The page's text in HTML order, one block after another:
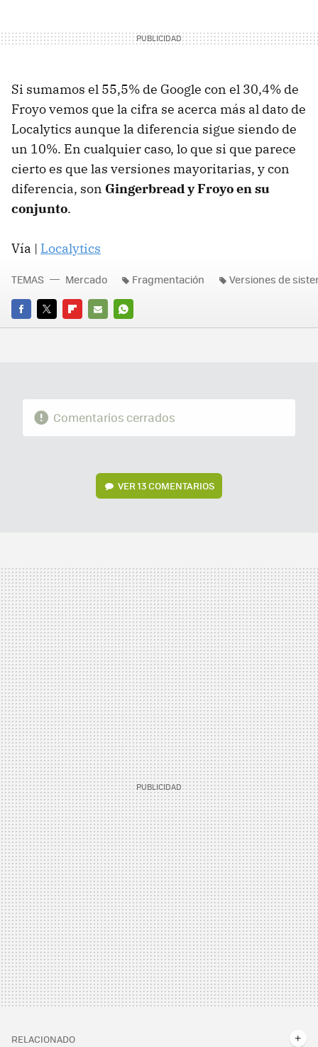
Si sumamos el 55,5% de Google con el 30,4% de
Froyo vemos que la cifra se acerca más al dato de
Localytics aunque la diferencia sigue siendo de
un 10%. En cualquier caso, lo que si que parece
cierto es que las versiones mayoritarias, y con
diferencia, son Gingerbread y Froyo en su
conjunto.
Vía | Localytics
FACEBOOK
TWITTERFLIPBOARD
E-
WHATSAPP
TEMAS Mercado Fragmentación Versiones de
Comentarios cerrados
VER13 COMENTARIOS
RELACIONADO